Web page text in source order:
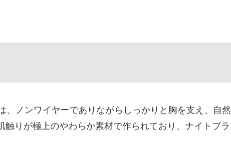
、ノンワイヤーでありながらしっかりと胸を支え、自然
りが極上のやわらか素材で作られており、ナイトブラ